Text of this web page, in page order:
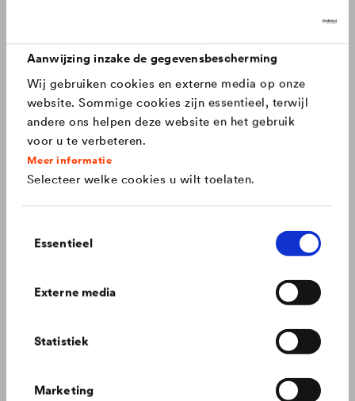
Aanwijzing inzake de gegevensbescherming
Wij gebruiken cookies en externe media op onze
website. Sommige cookies zijn essentieel, terwijl
andere ons helpen deze website en het gebruik
voor u te verbeteren.
Meer informatie
Selecteer welke cookies u wilt toelaten.
Essentieel
Externe media
Statistiek
Marketing
China chinese
Czech Republic
Deutschland deutsch
France
Hungary
International
Italy
Ga voor esthetiek en functionaliteit achter
elke gevel.
zijn? Ontdek het hier.